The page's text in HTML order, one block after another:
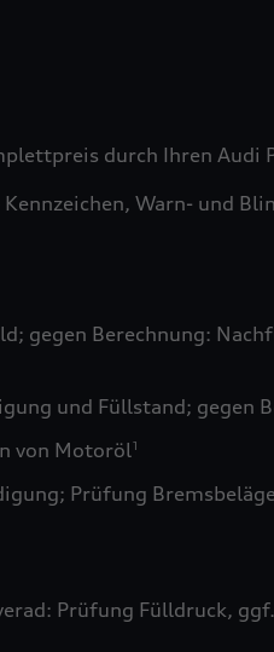
durch Ihren
Warn- und
gegen Berechnung:
und Füllstand; gegen
von Motoröl1
Prüfung
Prüfung Fülldruck,